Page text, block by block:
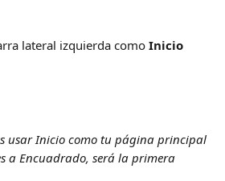
lateral izquierda como Inicio
usar Inicio como tu página principal
a Encuadrado, será la primera